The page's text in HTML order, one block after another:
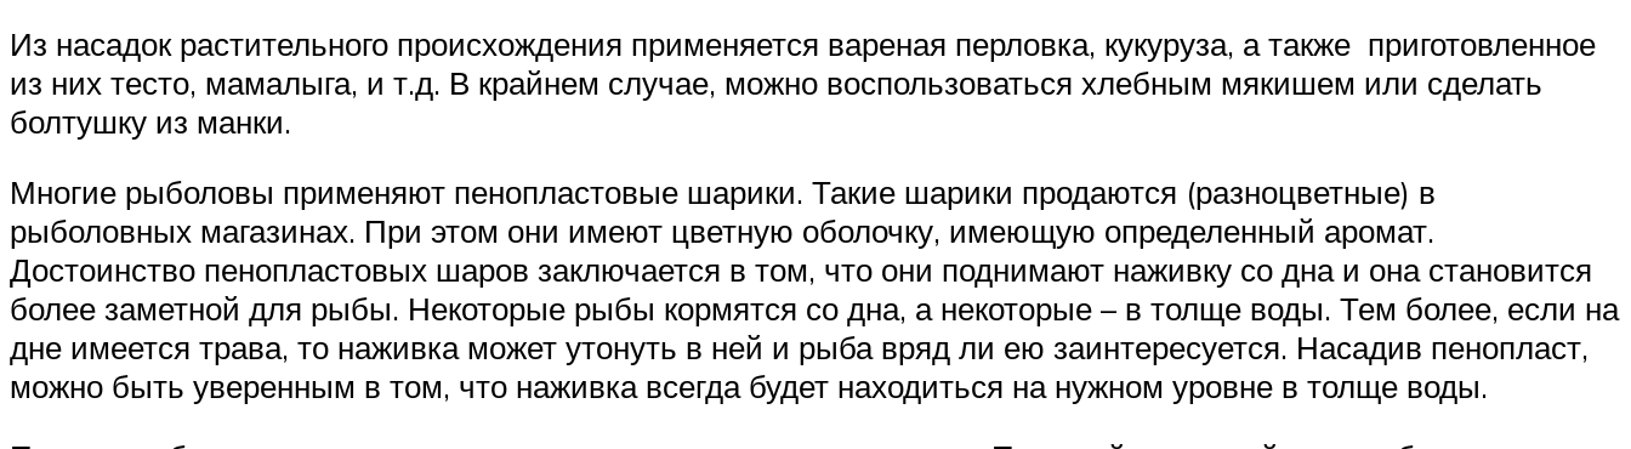
Из насадок растительного происхождения применяется вареная перловка, кукуруза, а также приготовленное
из них тесто, мамалыга, и т.д. В крайнем случае, можно воспользоваться хлебным мякишем или сделать
болтушку из манки.
Многие рыболовы применяют пенопластовые шарики. Такие шарики продаются (разноцветные) в
рыболовных магазинах. При этом они имеют цветную оболочку, имеющую определенный аромат.
Достоинство пенопластовых шаров заключается в том, что они поднимают наживку со дна и она становится
более заметной для рыбы. Некоторые рыбы кормятся со дна, а некоторые – в толще воды. Тем более, если на
дне имеется трава, то наживка может утонуть в ней и рыба вряд ли ею заинтересуется. Насадив пенопласт,
можно быть уверенным в том, что наживка всегда будет находиться на нужном уровне в толще воды.